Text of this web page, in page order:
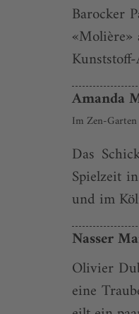
Barocker
«Molière»
Amanda
Im Zen-Garten
Das
Spielzeit
und im
Nasser
Olivier
eine